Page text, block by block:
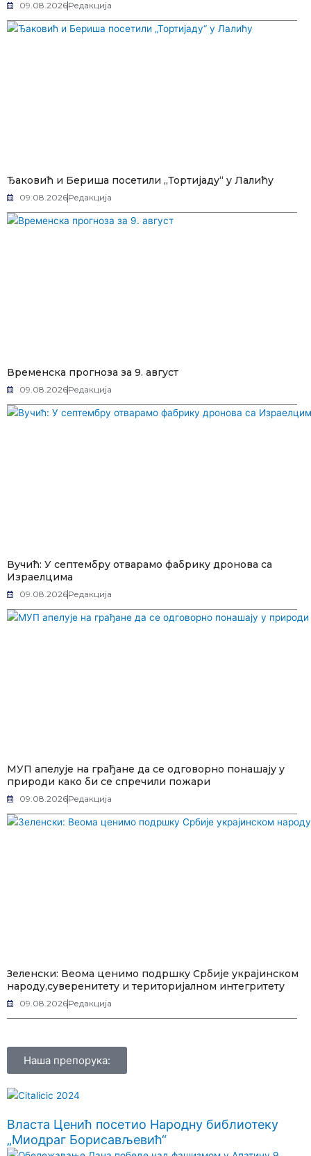
09.08.2026Редакција
Ђаковић и Бериша посетили „Тортијаду“ у Лалићу
09.08.2026Редакција
Временска прогноза за 9. август
09.08.2026Редакција
Вучић: У септембру отварамо фабрику дронова са
Израелцима
09.08.2026Редакција
МУП апелује на грађане да се одговорно понашају у
природи како би се спречили пожари
09.08.2026Редакција
Зеленски: Веома ценимо подршку Србије украјинском
народу,суверенитету и територијалном интегритету
09.08.2026Редакција
Наша препорука:
Власта Ценић посетио Народну библиотеку
„Миодраг Борисављевић“